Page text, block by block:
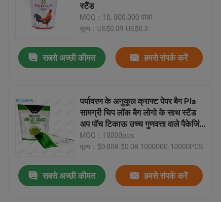
घर
हमारे बारे में
हमसे संपर्क करें
समाचार
स्टैंड
MOQ：10, 800.000 पीसी
मूल्य：US$0.09-US$0.3
सबसे अच्छी कीमत हमसे संपर्क करें
पर्यावरण के अनुकूल क्राफ्ट पेपर बैग Pla
सामग्री चिप लॉक बैग लोगो के साथ स्टैंड
अप पॉच टिकाऊ उच्च गुणवत्ता वाले पैकेजिंग
बैग स्टैन
MOQ：10000pcs
मूल्य：$0.008-$0.08 1000000-10000PCS
सबसे अच्छी कीमत हमसे संपर्क करें